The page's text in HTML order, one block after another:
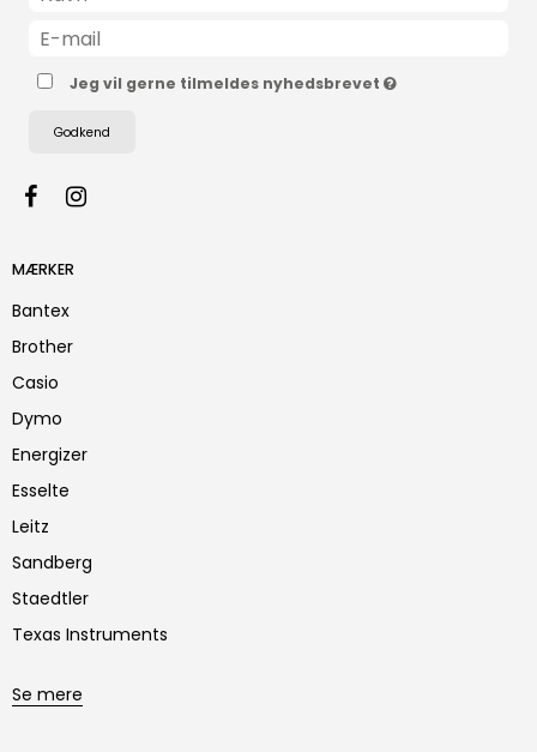
Jeg vil gerne tilmeldes nyhedsbrevet
Godkend
MÆRKER
Bantex
Brother
Casio
Dymo
Energizer
Esselte
Leitz
Sandberg
Staedtler
Texas Instruments
Se mere